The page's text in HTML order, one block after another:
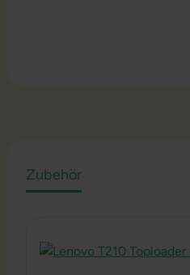
Zubehör